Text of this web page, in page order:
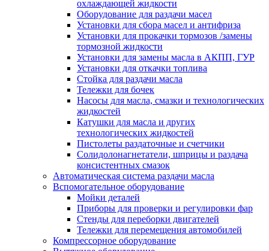
охлаждающей жидкости
Оборудование для раздачи масел
Установки для сбора масел и антифриза
Установки для прокачки тормозов /замены
тормозной жидкости
Установки для замены масла в АКПП, ГУР
Установки для откачки топлива
Стойка для раздачи масла
Тележки для бочек
Насосы для масла, смазки и технологических
жидкостей
Катушки для масла и других
технологических жидкостей
Пистолеты раздаточные и счетчики
Солидолонагнетатели, шприцы и раздача
консистентных смазок
Автоматическая система раздачи масла
Вспомогательное оборудование
Мойки деталей
Приборы для проверки и регулировки фар
Стенды для переборки двигателей
Тележки для перемещения автомобилей
Компрессорное оборудование